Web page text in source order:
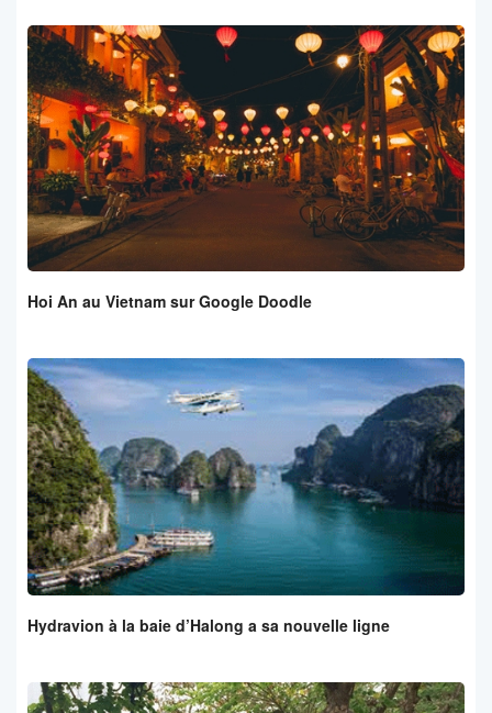
Hoi An au Vietnam sur Google Doodle
Hydravion à la baie d’Halong a sa nouvelle ligne